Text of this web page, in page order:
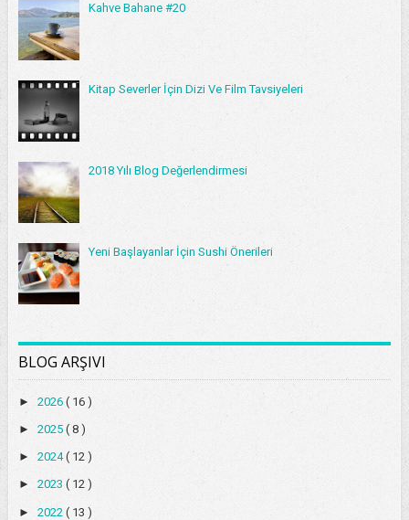
Kahve Bahane #20
Kitap Severler İçin Dizi Ve Film Tavsiyeleri
2018 Yılı Blog Değerlendirmesi
Yeni Başlayanlar İçin Sushi Önerileri
BLOG ARŞIVI
► 2026 ( 16 )
► 2025 ( 8 )
► 2024( 12 )
► 2023 ( 12 )
► 2022 ( 13 )